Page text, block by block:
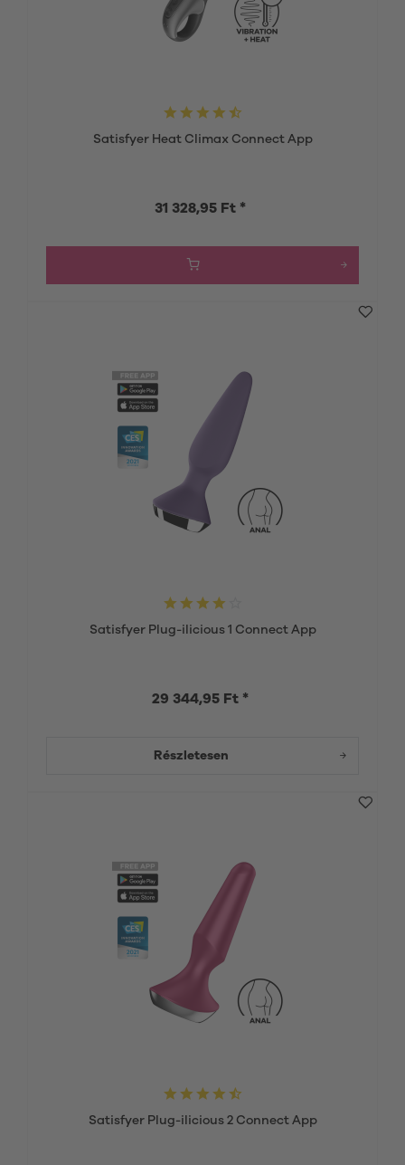
Satisfyer Heat Climax Connect App
31 328,95 Ft *
Satisfyer Plug-ilicious 1 Connect App
29 344,95 Ft *
Részletesen
Satisfyer Plug-ilicious 2 Connect App